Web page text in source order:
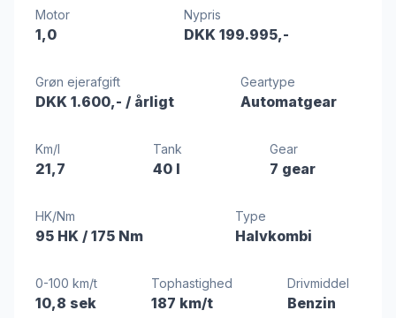
Motor
1,0
Nypris
DKK 199.995,-
Grøn ejerafgift
DKK 1.600,- / årligt
Geartype
Automatgear
Km/l
21,7
Tank
40 l
Gear
7 gear
HK/Nm
95 HK / 175 Nm
Type
Halvkombi
0-100 km/t
10,8 sek
Tophastighed
187 km/t
Drivmiddel
Benzin